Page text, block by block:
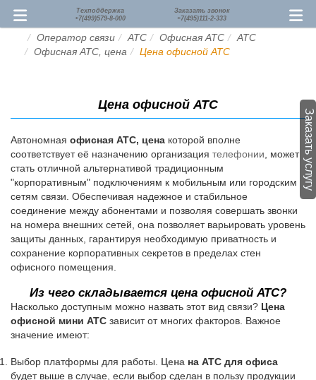
Заказать услугу
Техподдержка
+7(499)579-8-000
Заказать звонок
+7(495)111-2-333
Оператор связи АТС Офисная АТС
АТС
Офисная АТС, цена
Цена офисной АТС
Цена офисной АТС
Автономная офисная АТС, цена которой вполне
соответствует её назначению организация телефонии , может
стать отличной альтернативой традиционным
"корпоративным" подключениям к мобильным или городским
сетям связи. Обеспечивая надежное и стабильное
соединение между абонентами и позволяя совершать звонки
на номера внешних сетей, она позволяет варьировать уровень
защиты данных, гарантируя необходимую приватность и
сохранение корпоративных секретов в пределах стен
офисного помещения.
Из чего складывается цена офисной АТС?
Насколько доступным можно назвать этот вид связи? Цена
офисной мини АТС зависит от многих факторов. Важное
значение имеют:
Выбор платформы для работы. Цена на АТС для офиса
будет выше в случае, если выбор сделан в пользу продукции